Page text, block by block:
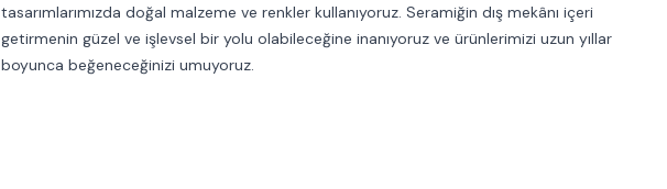
tasarımlarımızda doğal malzeme ve renkler kullanıyoruz. Seramiğin dış mekânı içeri
getirmenin güzel ve işlevsel bir yolu olabileceğine inanıyoruz ve ürünlerimizi uzun yıllar
boyunca beğeneceğinizi umuyoruz.